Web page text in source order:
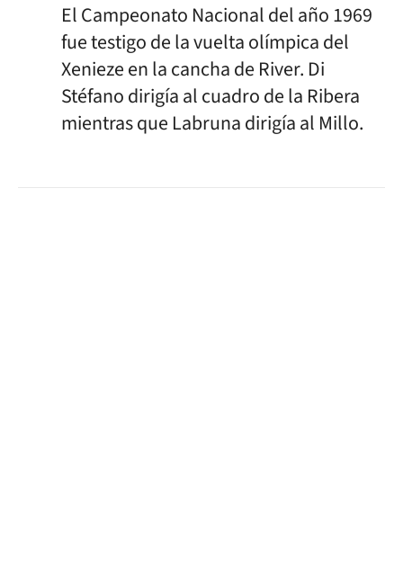
El Campeonato Nacional del año 1969
fue testigo de la vuelta olímpica del
Xenieze en la cancha de River. Di
Stéfano dirigía al cuadro de la Ribera
mientras que Labruna dirigía al Millo.